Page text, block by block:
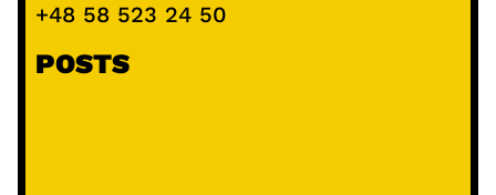
+48 58 523 24 50
POSTS